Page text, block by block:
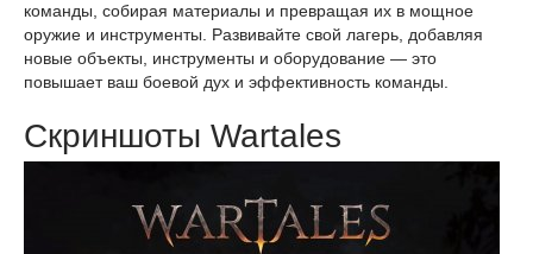
команды, собирая материалы и превращая их в мощное
оружие и инструменты. Развивайте свой лагерь, добавляя
новые объекты, инструменты и оборудование — это
повышает ваш боевой дух и эффективность команды.
Скриншоты Wartales